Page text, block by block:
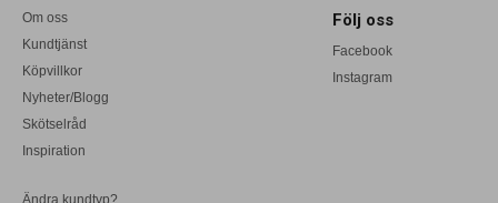
Om oss
Kundtjänst
Köpvillkor
Nyheter/Blogg
Skötselråd
Inspiration
Ändra kundtyp?
Följ oss
Facebook
Instagram